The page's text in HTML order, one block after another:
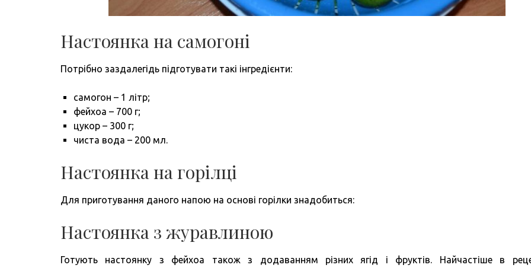
Настоянка на самогоні
Потрібно заздалегідь підготувати такі інгредієнти:
самогон – 1 літр;
фейхоа – 700 г;
цукор – 300 г;
чиста вода – 200 мл.
Настоянка на горілці
Для приготування даного напою на основі горілки знадобиться:
Настоянка з журавлиною
Готують настоянку з фейхоа також з додаванням різних ягід і фруктів. Найчастіше в